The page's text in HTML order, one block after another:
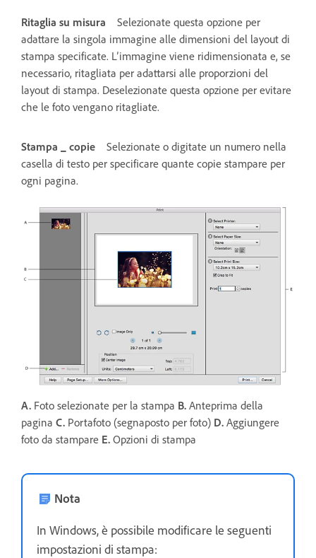
Ritaglia su misura
Selezionate questa opzione per
adattare la singola immagine alle dimensioni del layout di
stampa specificate. L’immagine viene ridimensionata e, se
necessario, ritagliata per adattarsi alle proporzioni del
layout di stampa. Deselezionate questa opzione per evitare
che le foto vengano ritagliate.
Stampa _ copie
Selezionate o digitate un numero nella
casella di testo per specificare quante copie stampare per
ogni pagina.
A. Foto selezionate per la stampa B. Anteprima della
pagina C. Portafoto (segnaposto per foto) D. Aggiungere
foto da stampare E. Opzioni di stampa
Nota
In Windows, è possibile modificare le seguenti
impostazioni di stampa: